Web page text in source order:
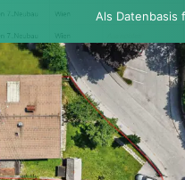
Als Datenbasis